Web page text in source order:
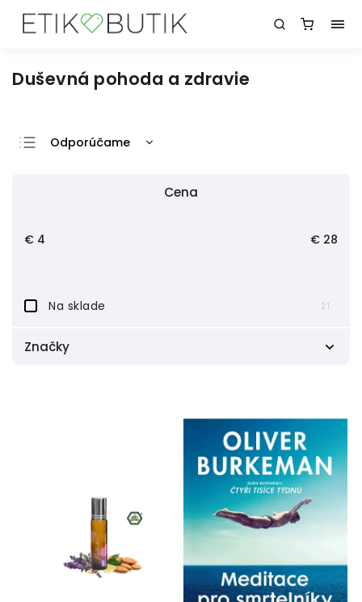
Duševná pohoda a zdravie
Odporúčame
Cena
€ 4 € 28
Na sklade 21
Značky
3